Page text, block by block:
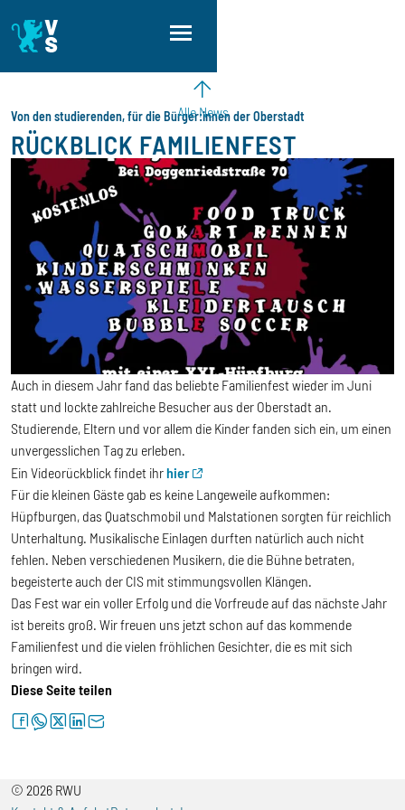
Alle News
Von den studierenden, für die Bürger:innen der Oberstadt
RÜCKBLICK FAMILIENFEST
Auch in diesem Jahr fand das beliebte Familienfest wieder im Juni
statt und lockte zahlreiche Besucher aus der Oberstadt an.
Studierende, Eltern und vor allem die Kinder fanden sich ein, um einen
unvergesslichen Tag zu erleben.
Ein Videorückblick findet ihrhier
Für die kleinen Gäste gab es keine Langeweile aufkommen:
Hüpfburgen, das Quatschmobil und Malstationen sorgten für reichlich
Unterhaltung. Musikalische Einlagen durften natürlich auch nicht
fehlen. Neben verschiedenen Musikern, die die Bühne betraten,
begeisterte auch der CIS mit stimmungsvollen Klängen.
Das Fest war ein voller Erfolg und die Vorfreude auf das nächste Jahr
ist bereits groß. Wir freuen uns jetzt schon auf das kommende
Familienfest und die vielen fröhlichen Gesichter, die es mit sich
bringen wird.
Diese Seite teilen
facebookwhatsapptwitterlinkedinletter
© 2026 RWU